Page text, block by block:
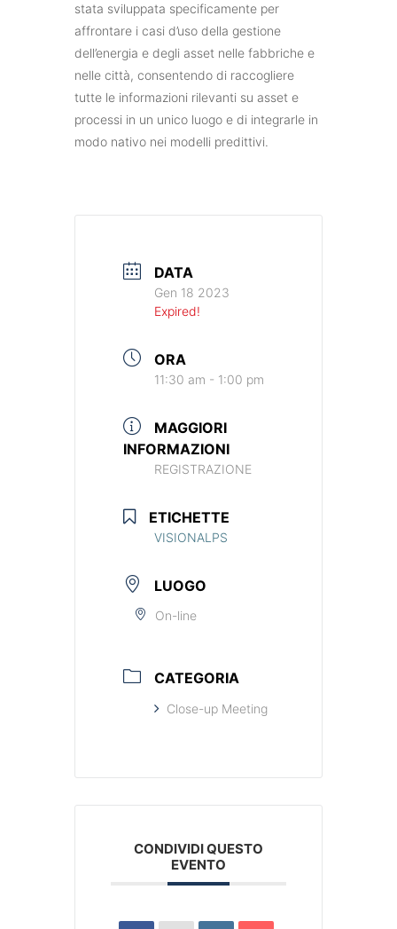
stata sviluppata specificamente per
affrontare i casi d’uso della gestione
dell’energia e degli asset nelle fabbriche e
nelle città, consentendo di raccogliere
tutte le informazioni rilevanti su asset e
processi in un unico luogo e di integrarle in
modo nativo nei modelli predittivi.
DATA
Gen 18 2023
Expired!
ORA
11:30 am - 1:00 pm
MAGGIORI
INFORMAZIONI
REGISTRAZIONE
ETICHETTE
VISIONALPS
LUOGO
On-line
CATEGORIA
Close-up Meeting
CONDIVIDI QUESTO
EVENTO